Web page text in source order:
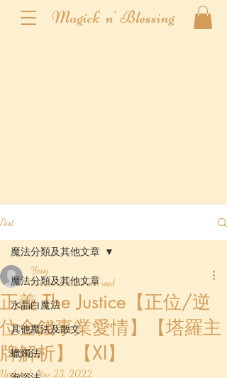
Magick n' Blessing
Post
魔法分類及其他文章
水晶白魔法
其他魔法及散文
蠟燭法
魔法分類及其他文章
正義 The Justice【正位/逆
位金錢事業愛情】【塔羅主
牌解析】【XI】
Yessy
Jun 24, 2022 2 min read
Updated:Nov 23, 2022